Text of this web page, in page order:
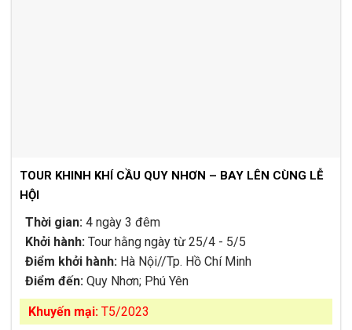
TOUR KHINH KHÍ CẦU QUY NHƠN – BAY LÊN CÙNG LỄ
HỘI
Thời gian:4 ngày 3 đêm
Khởi hành:Tour hằng ngày từ 25/4 - 5/5
Điểm khởi hành:Hà Nội//Tp. Hồ Chí Minh
Điểm đến:Quy Nhơn; Phú Yên
Khuyến mại:T5/2023